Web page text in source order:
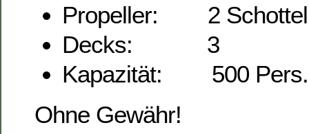
Propeller: 2 Schottel
Decks: 3
Kapazität: 500 Pers.
Ohne Gewähr!